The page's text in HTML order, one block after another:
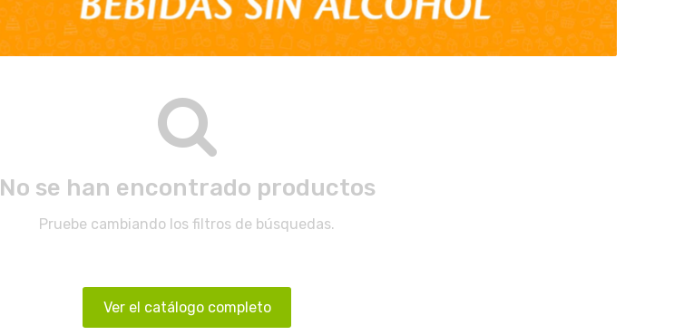
No se han encontrado productos
Pruebe cambiando los filtros de búsquedas.
Ver el catálogo completo